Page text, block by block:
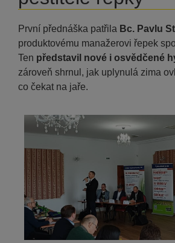
První přednáška patřila Bc. Pavlu
produktovému manažerovi řepek
Ten představil nové i osvědčené
zároveň shrnul, jak uplynulá zima
co čekat na jaře.